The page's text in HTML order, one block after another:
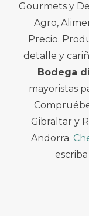
Gourmets y
Agro,
Precio.
detalle y
Bodega
mayoristas
Gibraltar y
Andorra.